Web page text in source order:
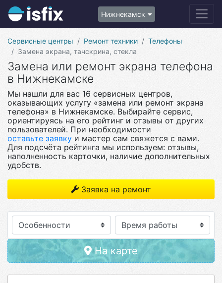
Нижнекамск
Сервисные центры Ремонт техники
Телефоны
Замена экрана, тачскрина, стекла
Замена или ремонт экрана телефона
в Нижнекамске
Мы нашли для вас 16 сервисных центров,
оказывающих услугу «замена или ремонт экрана
телефона» в Нижнекамске. Выбирайте сервис,
ориентируясь на его рейтинг и отзывы от других
пользователей. При необходимости
оставьте заявку и мастер сам свяжется с вами.
Для подсчёта рейтинга мы используем: отзывы,
наполненность карточки, наличие дополнительных
удобств.
Заявка на ремонт
Особенности
На карте